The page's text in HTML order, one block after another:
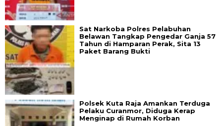
Sat Narkoba Polres Pelabuhan
Belawan Tangkap Pengedar Ganja 57
Tahun di Hamparan Perak, Sita 13
Paket Barang Bukti
Polsek Kuta Raja Amankan Terduga
Pelaku Curanmor, Diduga Kerap
Menginap di Rumah Korban